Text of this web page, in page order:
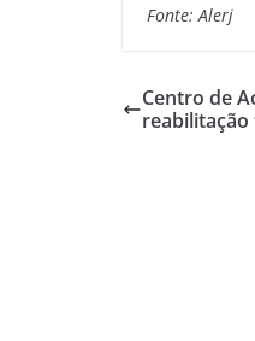
Fonte: Alerj
Centro de
reabilitação